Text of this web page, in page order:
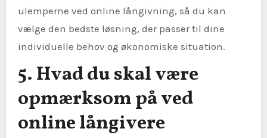
ulemperne ved online långivning, så du kan
vælge den bedste løsning, der passer til dine
individuelle behov og økonomiske situation.
5. Hvad du skal være
opmærksom på ved
online långivere